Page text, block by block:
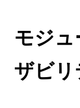
モジ
ザビリ